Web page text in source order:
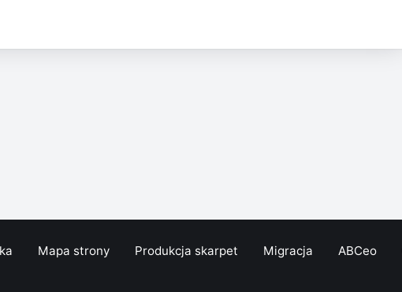
Mapa strony Produkcja skarpet Migracja ABCeo